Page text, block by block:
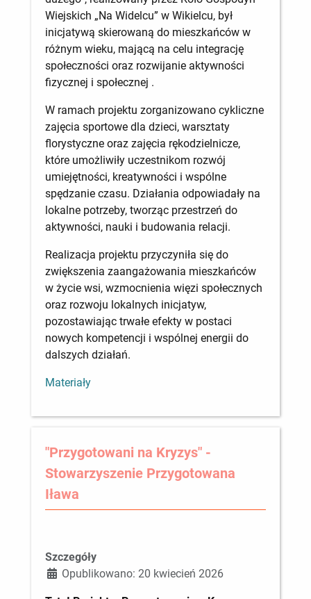
Wiejskich „Na Widelcu” w Wikielcu, był
inicjatywą skierowaną do mieszkańców w
różnym wieku, mającą na celu integrację
społeczności oraz rozwijanie aktywności
fizycznej i społecznej .
W ramach projektu zorganizowano cykliczne
zajęcia sportowe dla dzieci, warsztaty
florystyczne oraz zajęcia rękodzielnicze,
które umożliwiły uczestnikom rozwój
umiejętności, kreatywności i wspólne
spędzanie czasu. Działania odpowiadały na
lokalne potrzeby, tworząc przestrzeń do
aktywności, nauki i budowania relacji.
Realizacja projektu przyczyniła się do
zwiększenia zaangażowania mieszkańców
w życie wsi, wzmocnienia więzi społecznych
oraz rozwoju lokalnych inicjatyw,
pozostawiając trwałe efekty w postaci
nowych kompetencji i wspólnej energii do
dalszych działań.
Materiały
"Przygotowani na Kryzys" -
Stowarzyszenie Przygotowana
Iława
Szczegóły
Opublikowano: 20 kwiecień 2026